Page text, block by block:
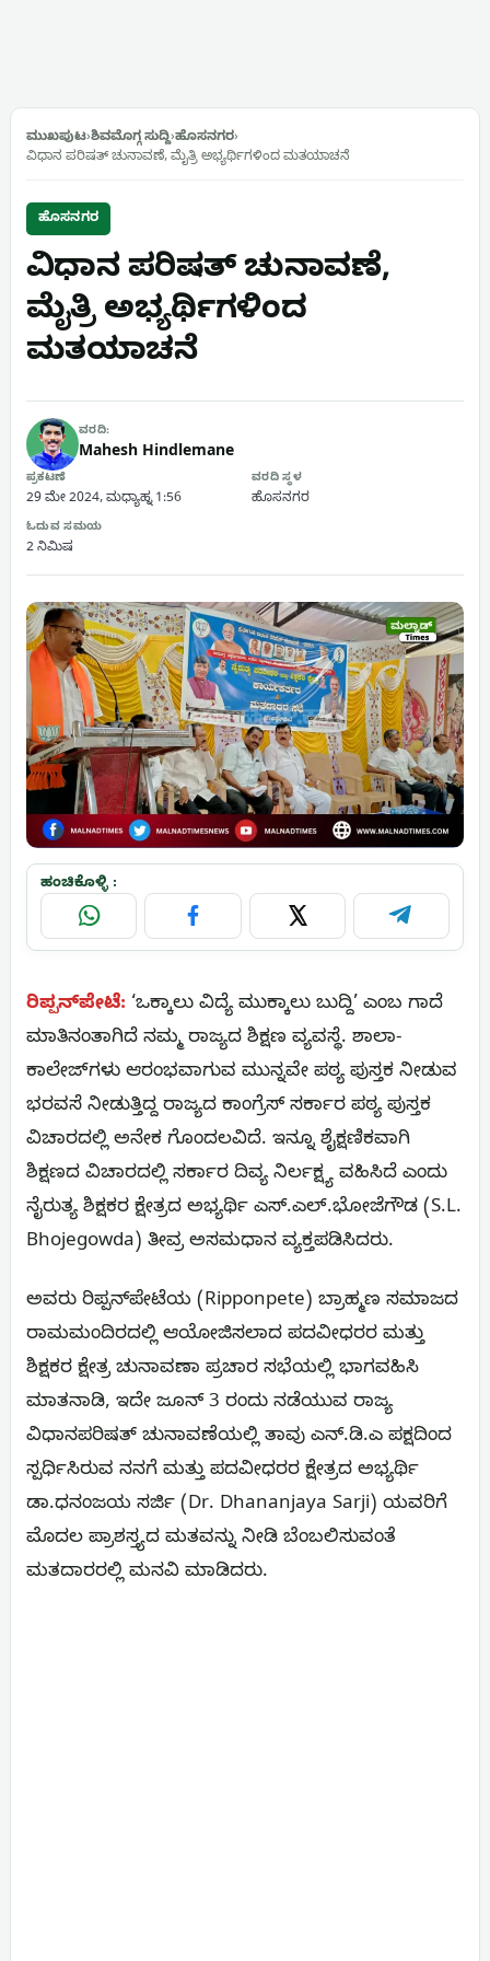
ಮುಖಪುಟ›ಶಿವಮೊಗ್ಗ ಸುದ್ದಿ›ಹೊಸನಗರ›
ವಿಧಾನ ಪರಿಷತ್‌ ಚುನಾವಣೆ, ಮೈತ್ರಿ ಅಭ್ಯರ್ಥಿಗಳಿಂದ ಮತಯಾಚನೆ
ಹೊಸನಗರ
ವಿಧಾನ ಪರಿಷತ್‌ ಚುನಾವಣೆ,
ಮೈತ್ರಿ ಅಭ್ಯರ್ಥಿಗಳಿಂದ
ಮತಯಾಚನೆ
ವರದಿ:
Mahesh Hindlemane
ಪ್ರಕಟಣೆ
29 ಮೇ 2024, ಮಧ್ಯಾಹ್ನ 1:56
ವರದಿ ಸ್ಥಳ
ಹೊಸನಗರ
ಓದುವ ಸಮಯ
2 ನಿಮಿಷ
ಹಂಚಿಕೊಳ್ಳಿ :
WhatsApp Facebook X Telegram
ರಿಪ್ಪನ್‌ಪೇಟೆ: ‘ಒಕ್ಕಾಲು ವಿದ್ಯೆ ಮುಕ್ಕಾಲು ಬುದ್ದಿ’ ಎಂಬ ಗಾದೆ
ಮಾತಿನಂತಾಗಿದೆ ನಮ್ಮ ರಾಜ್ಯದ ಶಿಕ್ಷಣ ವ್ಯವಸ್ಥೆ. ಶಾಲಾ-
ಕಾಲೇಜ್‌ಗಳು ಆರಂಭವಾಗುವ ಮುನ್ನವೇ ಪಠ್ಯ ಪುಸ್ತಕ ನೀಡುವ
ಭರವಸೆ ನೀಡುತ್ತಿದ್ದ ರಾಜ್ಯದ ಕಾಂಗ್ರೆಸ್ ಸರ್ಕಾರ ಪಠ್ಯ ಪುಸ್ತಕ
ವಿಚಾರದಲ್ಲಿ ಅನೇಕ ಗೊಂದಲವಿದೆ. ಇನ್ನೂ ಶೈಕ್ಷಣಿಕವಾಗಿ
ಶಿಕ್ಷಣದ ವಿಚಾರದಲ್ಲಿ ಸರ್ಕಾರ ದಿವ್ಯ ನಿರ್ಲಕ್ಷ್ಯ ವಹಿಸಿದೆ ಎಂದು
ನೈರುತ್ಯ ಶಿಕ್ಷಕರ ಕ್ಷೇತ್ರದ ಅಭ್ಯರ್ಥಿ ಎಸ್.ಎಲ್.ಭೋಜೆಗೌಡ (S.L.
Bhojegowda) ತೀವ್ರ ಅಸಮಧಾನ ವ್ಯಕ್ತಪಡಿಸಿದರು.
ಅವರು ರಿಪ್ಪನ್‌ಪೇಟೆಯ (Ripponpete) ಬ್ರಾಹ್ಮಣ ಸಮಾಜದ
ರಾಮಮಂದಿರದಲ್ಲಿ ಆಯೋಜಿಸಲಾದ ಪದವೀಧರರ ಮತ್ತು
ಶಿಕ್ಷಕರ ಕ್ಷೇತ್ರ ಚುನಾವಣಾ ಪ್ರಚಾರ ಸಭೆಯಲ್ಲಿ ಭಾಗವಹಿಸಿ
ಮಾತನಾಡಿ, ಇದೇ ಜೂನ್ 3 ರಂದು ನಡೆಯುವ ರಾಜ್ಯ
ವಿಧಾನಪರಿಷತ್ ಚುನಾವಣೆಯಲ್ಲಿ ತಾವು ಎನ್.ಡಿ.ಎ ಪಕ್ಷದಿಂದ
ಸ್ಪರ್ಧಿಸಿರುವ ನನಗೆ ಮತ್ತು ಪದವೀಧರರ ಕ್ಷೇತ್ರದ ಅಭ್ಯರ್ಥಿ
ಡಾ.ಧನಂಜಯ ಸರ್ಜಿ (Dr. Dhananjaya Sarji) ಯವರಿಗೆ
ಮೊದಲ ಪ್ರಾಶಸ್ತ್ಯದ ಮತವನ್ನು ನೀಡಿ ಬೆಂಬಲಿಸುವಂತೆ
ಮತದಾರರಲ್ಲಿ ಮನವಿ ಮಾಡಿದರು.